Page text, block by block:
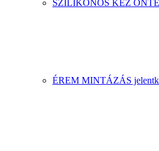
SZILIKONOS KÉZ
ÉREM MINTÁZÁS